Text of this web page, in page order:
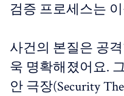
검증 프로세스는
사건의 본질은 공
욱 명확해졌어요.
안 극장(Security